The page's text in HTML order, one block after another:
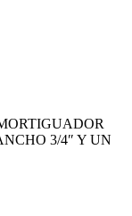
3/4″ Y UN